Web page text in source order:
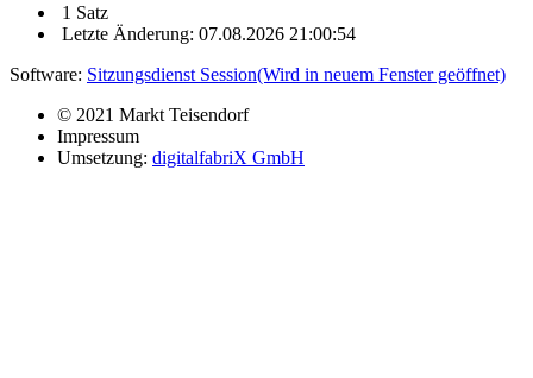
1 Satz
Letzte Änderung: 07.08.2026 21:00:54
Software: Sitzungsdienst Session(Wird in neuem Fenster geöffnet)
© 2021 Markt Teisendorf
Impressum
Umsetzung: digitalfabriX GmbH